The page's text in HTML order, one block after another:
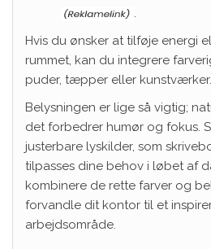
.
Hvis du ønsker at tilføje energi
rummet, kan du integrere
puder, tæpper eller kunstværker.
Belysningen er lige så vigtig;
det forbedrer humør og fokus.
justerbare lyskilder, som
tilpasses dine behov i løbet af
kombinere de rette farver og
forvandle dit kontor til et
arbejdsområde.